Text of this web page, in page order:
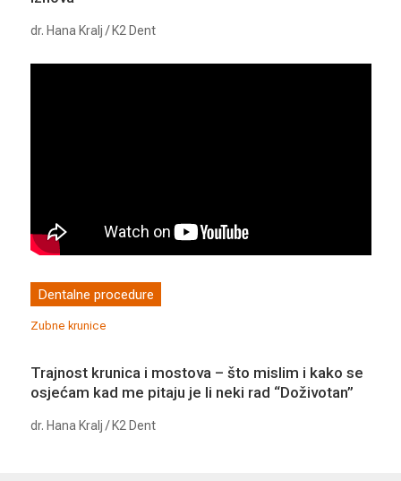
dr. Hana Kralj / K2 Dent
Dentalne procedure
Zubne krunice
Trajnost krunica i mostova – što mislim i kako se
osjećam kad me pitaju je li neki rad “Doživotan”
dr. Hana Kralj / K2 Dent